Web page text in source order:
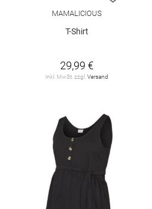
MAMALICIOUS
T-Shirt
29,99 €
inkl. MwSt. zzgl.Versand